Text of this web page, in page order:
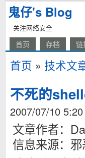
鬼仔's Blog
关注网络安全
首页 存档 链
首页 » 技术文
不死的
2007/07/10 5:20
文章作者：
信息来源：